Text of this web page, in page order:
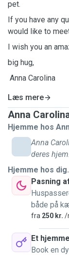
pet.
If you have any
would like to
I wish you an
big hug,
Anna Carolina
Læs mere
Anna
Hjemme hos
Anna
deres hjem.
Hjemme hos dig.
Pasning
både på
fra 250 kr. /
Et
Book en